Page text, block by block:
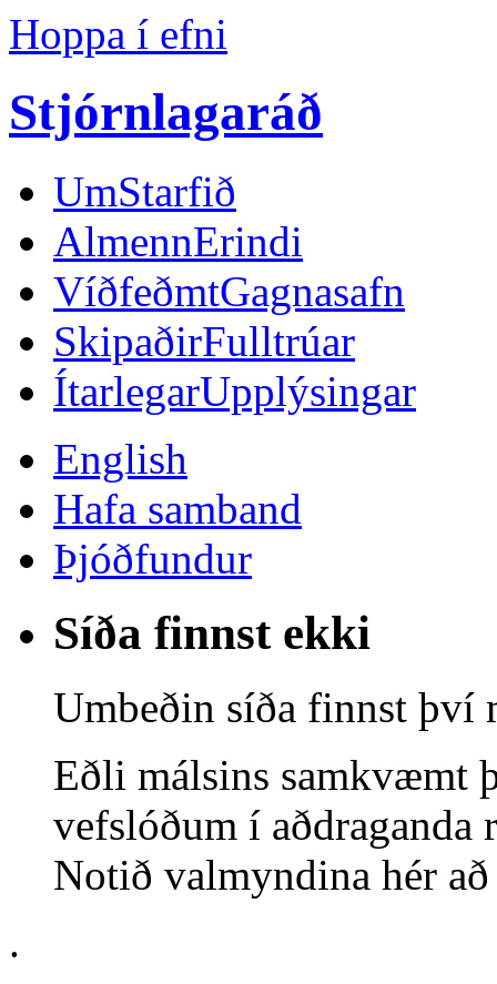
Hoppa í efni
Stjórnlagaráð
UmStarfið
AlmennErindi
VíðfeðmtGagnasafn
SkipaðirFulltrúar
ÍtarlegarUpplýsingar
English
Hafa samband
Þjóðfundur
Síða finnst ekki
Umbeðin síða finnst því
Eðli málsins samkvæmt
vefslóðum í aðdraganda
Notið valmyndina hér
.